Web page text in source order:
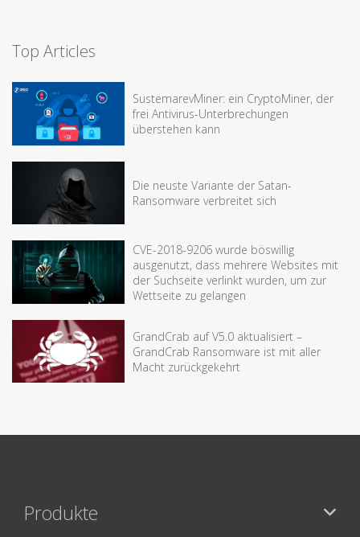
Top Articles
SustemarevMiner: ein CryptoMiner, der
frei Antivirus-Unterbrechungen
überstehen kann
Die neuste Variante der Satan-
Ransomware verbreitet sich
CVE-2018-9206 wurde böswillig
ausgenutzt, dass mehrere Websites mit
der Suchseite verlinkt wurden, um zur
Wettseite zu gelangen
GrandCrab auf V5.0 aktualisiert –
GrandCrab Ransomware ist mit aller
Macht zurückgekehrt
Produkte